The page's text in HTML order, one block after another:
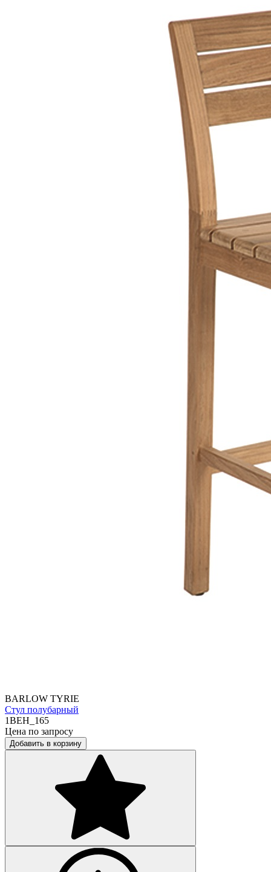
BARLOW TYRIE
Стул полубарный
1BEH_165
Цена по запросу
Добавить в корзину